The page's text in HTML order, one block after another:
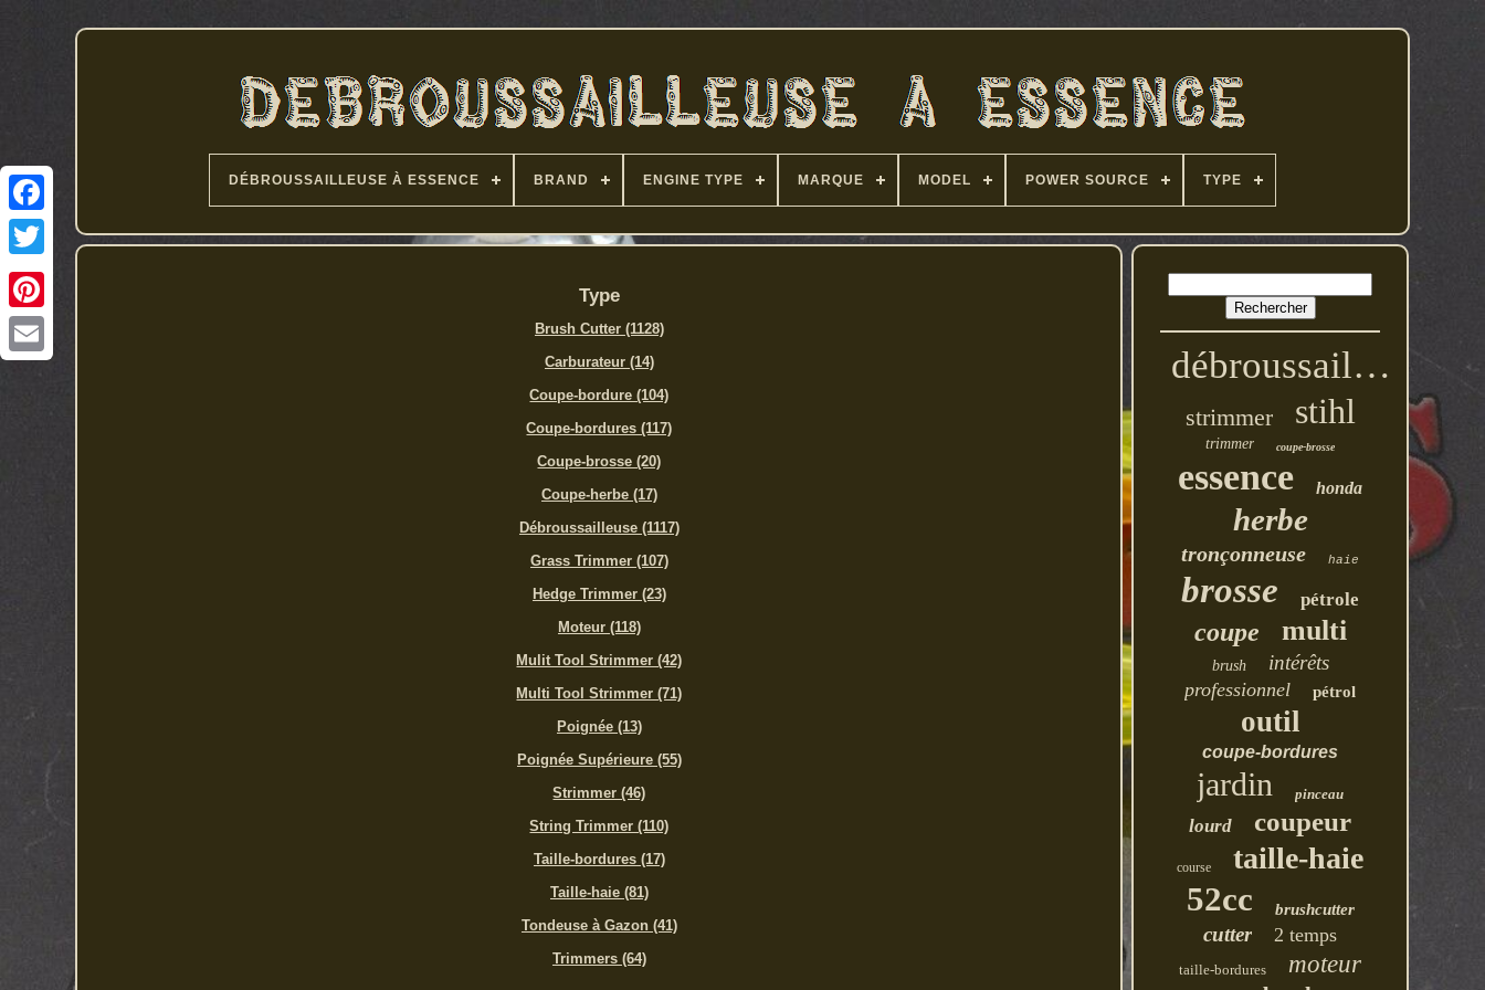
DÉBROUSSAILLEUSE À ESSENCE BRAND ENGINE TYPE MARQUE MODEL POWER SOURCE TYPE
Type
Brush Cutter (1128)
Carburateur (14)
Coupe-bordure (104)
Coupe-bordures (117)
Coupe-brosse (20)
Coupe-herbe (17)
Débroussailleuse (1117)
Grass Trimmer (107)
Hedge Trimmer (23)
Moteur (118)
Mulit Tool Strimmer (42)
Multi Tool Strimmer (71)
Poignée (13)
Poignée Supérieure (55)
Strimmer (46)
String Trimmer (110)
Taille-bordures (17)
Taille-haie (81)
Tondeuse à Gazon (41)
Trimmers (64)
débroussailleuse
strimmer stihl
trimmer coupe-brosse
essence honda
herbe
tronçonneuse haie
brosse pétrole
coupe multi
brush intérêts
professionnel pétrol
outil
coupe-bordures
jardin pinceau
lourd coupeur
course taille-haie
52cc brushcutter
cutter 2 temps
taille-bordures moteur